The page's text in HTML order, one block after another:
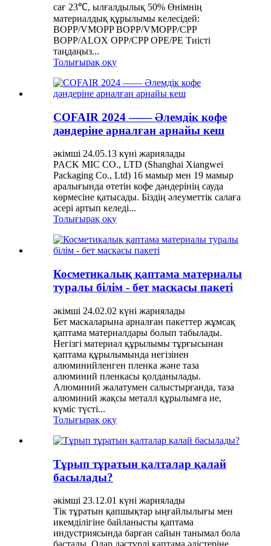
сағ 23℃, ылғалдылық 50% Өнімнің
материалдық құрылымы келесідей:
BOPP/VMOPP BOPP/VMOPP/CPP
BOPP/ALOX OPP/CPP OPE/PE Тиісті
таңдаңыз...
Толығырақ оқу
COFAIR 2024 —— Әлемдік кофе
дәндеріне арналған арнайы кеш
әкімші 24.05.13 күні жариялады
PACK MIC CO., LTD (Shanghai Xiangwei
Packaging Co., Ltd) 16 мамыр мен 19 мамыр
аралығында өтетін кофе дәндерінің сауда
көрмесіне қатысады. Біздің әлеуметтік салаға
әсері артып келеді...
Толығырақ оқу
Косметикалық қаптама материалы
туралы білім - бет маскасы пакеті
әкімші 24.02.02 күні жариялады
Бет маскаларына арналған пакеттер жұмсақ
қаптама материалдары болып табылады.
Негізгі материал құрылымы тұрғысынан
қаптама құрылымында негізінен
алюминийленген пленка және таза
алюминий пленкасы қолданылады.
Алюминий жалатумен салыстырғанда, таза
алюминий жақсы металл құрылымға ие,
күміс түсті...
Толығырақ оқу
Тұрып тұратын қалталар қалай
басылады?
әкімші 23.12.01 күні жариялады
Тік тұратын қапшықтар ыңғайлылығы мен
икемділігіне байланысты қаптама
индустриясында барған сайын танымал бола